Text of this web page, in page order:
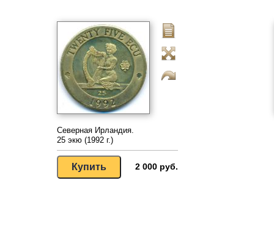
Северная Ирландия.
25 экю (1992 г.)
2 000 руб.